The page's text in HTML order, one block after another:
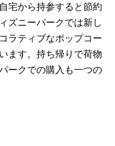
宅から持参すると節約
ズニーパークでは新し
ラティブなポップコー
ます。持ち帰りで荷物
ークでの購入も一つの